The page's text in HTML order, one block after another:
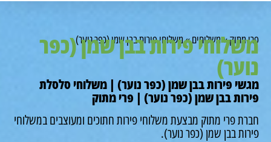
»משלוחים»משלוחי פירות בבן שמן (כפר נוער)
פירות בבן שמן (כפר
פירות בבן שמן (כפר נוער) | משלוחי סלסלת
בבן שמן (כפר נוער) | פרי מתוק
פרי מתוק מבצעת משלוחי פירות חתוכים ומעוצבים במשלוחי
בבן שמן (כפר נוער).